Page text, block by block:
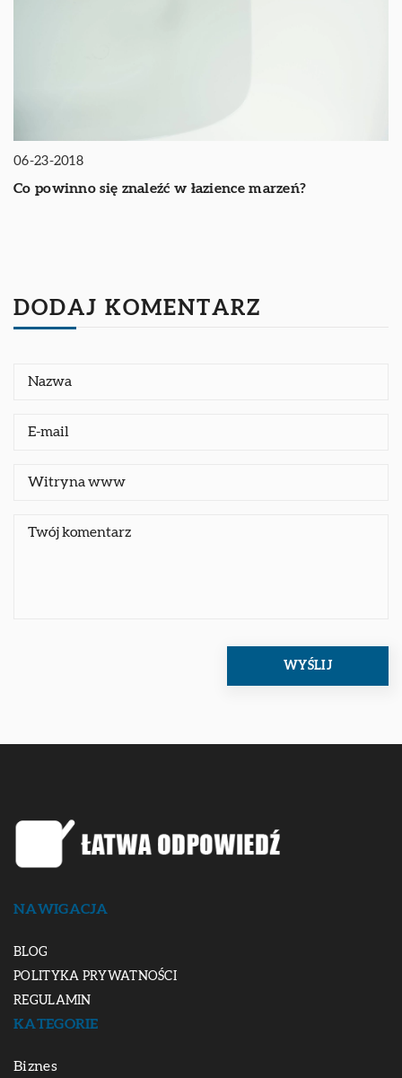
06-23-2018
Co powinno się znaleźć w łazience marzeń?
DODAJ KOMENTARZ
NAWIGACJA
BLOG
POLITYKA PRYWATNOŚCI
REGULAMIN
KATEGORIE
Biznes